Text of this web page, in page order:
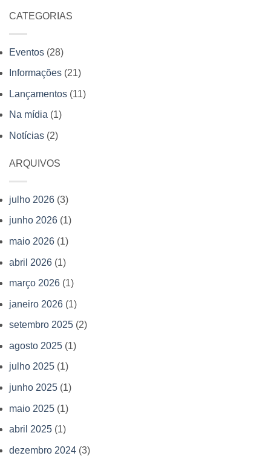
duas
obras
CATEGORIAS
Eventos (28)
Informações (21)
Lançamentos (11)
Na mídia (1)
Notícias (2)
ARQUIVOS
julho 2026 (3)
junho 2026 (1)
maio 2026 (1)
abril 2026 (1)
março 2026 (1)
janeiro 2026 (1)
setembro 2025 (2)
agosto 2025 (1)
julho 2025 (1)
junho 2025 (1)
maio 2025 (1)
abril 2025 (1)
dezembro 2024 (3)